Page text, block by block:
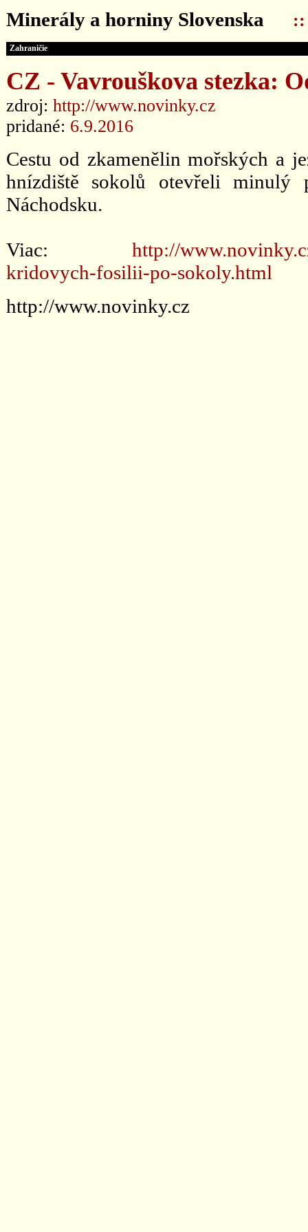
Minerály a horniny Slovenska ::
Zahraničie
CZ - Vavrouškova stezka:
zdroj: http://www.novinky.cz
pridané: 6.9.2016
Cestu od zkamenělin mořských a
hnízdiště sokolů otevřeli minulý
Náchodsku.
Viac: http://
kridovych-fosilii-po-sokoly.html
http://www.novinky.cz